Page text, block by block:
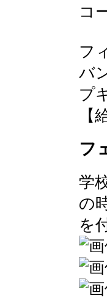
コ
フ
バ
プ
【
フ
学
の
を